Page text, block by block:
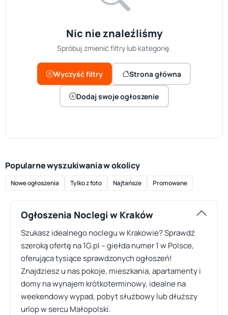
Nic nie znaleźliśmy
Spróbuj zmienić filtry lub kategorię.
Wyczyść filtry Strona główna
Dodaj swoje ogłoszenie
Popularne wyszukiwania w okolicy
Nowe ogłoszenia Tylko z foto Najtańsze Promowane
Ogłoszenia Noclegi w Kraków
Szukasz idealnego noclegu w Krakowie? Sprawdź
szeroką ofertę na 1G.pl – giełda numer 1 w Polsce,
oferująca tysiące sprawdzonych ogłoszeń!
Znajdziesz u nas pokoje, mieszkania, apartamenty i
domy na wynajem krótkoterminowy, idealne na
weekendowy wypad, pobyt służbowy lub dłuższy
urlop w sercu Małopolski.